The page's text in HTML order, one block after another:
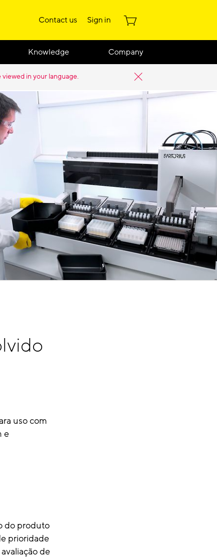
Contact us Sign in
Knowledge Company
in your language.
uso com
e
do produto
prioridade
de